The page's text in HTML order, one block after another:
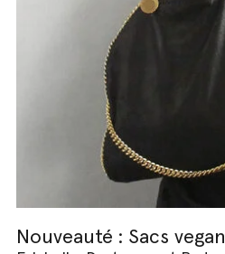
Nouveauté : Sacs vegan